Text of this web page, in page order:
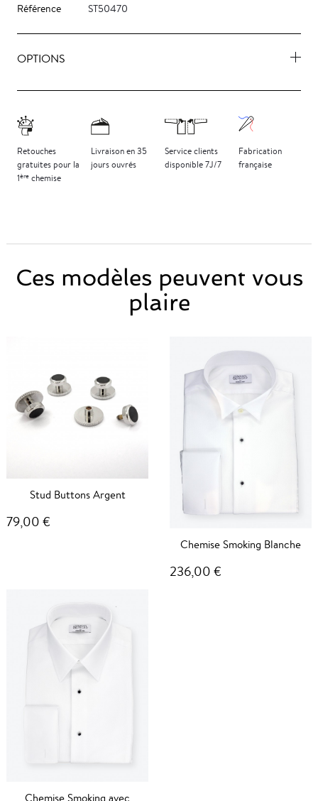
Référence
ST50470
OPTIONS
Retouches
gratuites pour la
1ère chemise
Livraison en 35
jours ouvrés
Service clients
disponible 7J/7
Fabrication
française
Ces modèles peuvent vous
plaire
Stud Buttons Argent
79,00 €
Chemise Smoking Blanche
236,00 €
Chemise Smoking avec